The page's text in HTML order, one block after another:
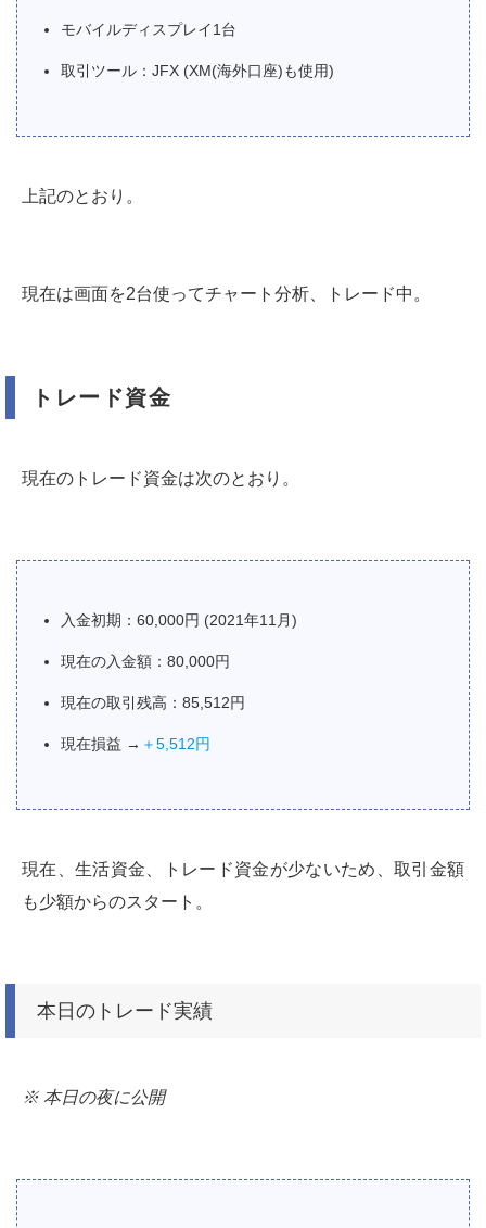
モバイルディスプレイ1台
取引ツール：JFX (XM(海外口座)も使用)
上記のとおり。
現在は画面を2台使ってチャート分析、トレード中。
トレード資金
現在のトレード資金は次のとおり。
入金初期：60,000円 (2021年11月)
現在の入金額：80,000円
現在の取引残高：85,512円
現在損益 → ＋5,512円
現在、生活資金、トレード資金が少ないため、取引金額
も少額からのスタート。
本日のトレード実績
※ 本日の夜に公開